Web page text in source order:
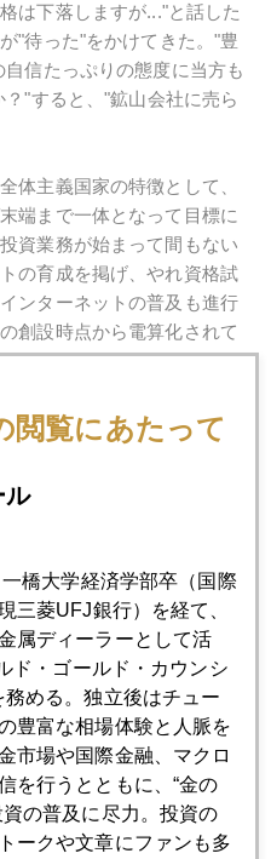
は下落しますが..."と話した
"待った"をかけてきた。"豊
信たっぷりの態度に当方も
"すると、"鉱山会社に売ら
体主義国家の特徴として、
端まで一体となって目標に
資業務が始まって間もない
の育成を掲げ、やれ資格試
ンターネットの普及も進行
創設時点から電算化されて
の金売買がかなりの規模に
早く上海発の流れが世界の
見極めてから"などというこ
つ帰国した次第。
も現在進行中のまだまだ"若
ンパクトの本番はこれから
ると"２２年ぶりの高値"も高
年
閲覧にあたって
ル
橋大学経済学部卒（国際
三菱UFJ銀行）を経て、
属ディーラーとして活
ド・ゴールド・カウンシ
める。独立後はチュー
豊富な相場体験と人脈を
市場や国際金融、マクロ
を行うとともに、“金の
の普及に尽力。投資の
ークや文章にファンも多